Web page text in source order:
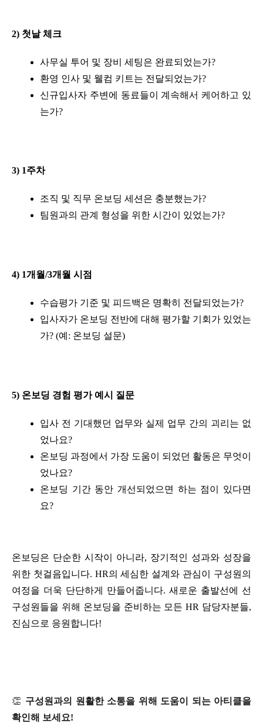
2) 첫날 체크
사무실 투어 및 장비 세팅은 완료되었는가?
환영 인사 및 웰컴 키트는 전달되었는가?
신규입사자 주변에 동료들이 계속해서 케어하고 있
는가?
3) 1주차
조직 및 직무 온보딩 세션은 충분했는가?
팀원과의 관계 형성을 위한 시간이 있었는가?
4) 1개월/3개월 시점
수습평가 기준 및 피드백은 명확히 전달되었는가?
입사자가 온보딩 전반에 대해 평가할 기회가 있었는
가? (예: 온보딩 설문)
5) 온보딩 경험 평가 예시 질문
입사 전 기대했던 업무와 실제 업무 간의 괴리는 없
었나요?
온보딩 과정에서 가장 도움이 되었던 활동은 무엇이
었나요?
온보딩 기간 동안 개선되었으면 하는 점이 있다면
요?
온보딩은 단순한 시작이 아니라, 장기적인 성과와 성장을
위한 첫걸음입니다. HR의 세심한 설계와 관심이 구성원의
여정을 더욱 단단하게 만들어줍니다. 새로운 출발선에 선
구성원들을 위해 온보딩을 준비하는 모든 HR 담당자분들,
진심으로 응원합니다!
👏 구성원과의 원활한 소통을 위해 도움이 되는 아티클을
확인해 보세요!